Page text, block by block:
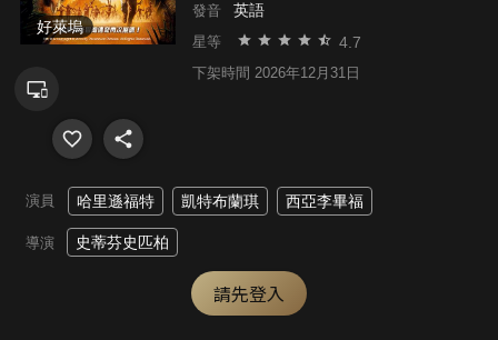
好萊塢
發音 英語
星等 4.7
下架時間 2026年12月31日
演員 哈里遜福特 凱特布蘭琪 西亞李畢福
導演 史蒂芬史匹柏
請先登入